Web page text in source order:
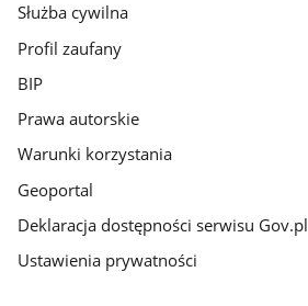
Służba cywilna
Profil zaufany
BIP
Prawa autorskie
Warunki korzystania
Geoportal
Deklaracja dostępności serwisu Gov.pl
Ustawienia prywatności